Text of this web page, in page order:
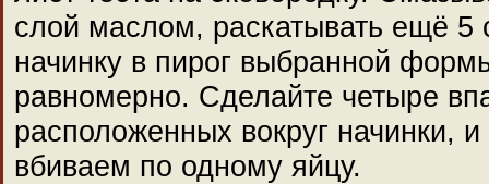
слой маслом, раскатывать ещё 5
начинку в пирог выбранной
равномерно. Сделайте четыре
расположенных вокруг начинки,
вбиваем по одному яйцу.